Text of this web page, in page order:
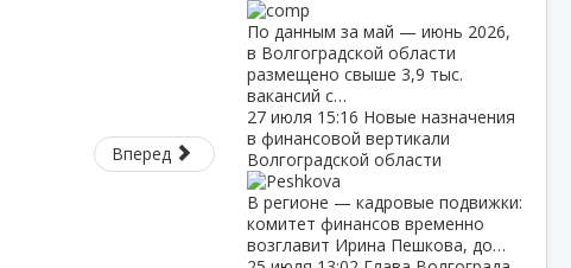
Вперед
По данным за май — июнь 2026,
в Волгоградской области
размещено свыше 3,9 тыс.
вакансий с…
27 июля 15:16 Новые назначения
в финансовой вертикали
Волгоградской области
В регионе — кадровые подвижки:
комитет финансов временно
возглавит Ирина Пешкова, до…